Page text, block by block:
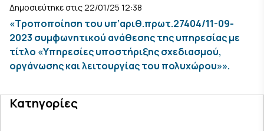
Δημοσιεύτηκε στις 22/01/25 12:38
«Τροποποίηση του υπ’αριθ.πρωτ.27404/11-09-
2023 συμφωνητικού ανάθεσης της υπηρεσίας με
τίτλο «Υπηρεσίες υποστήριξης σχεδιασμού,
οργάνωσης και λειτουργίας του πολυχώρου»».
Κατηγορίες